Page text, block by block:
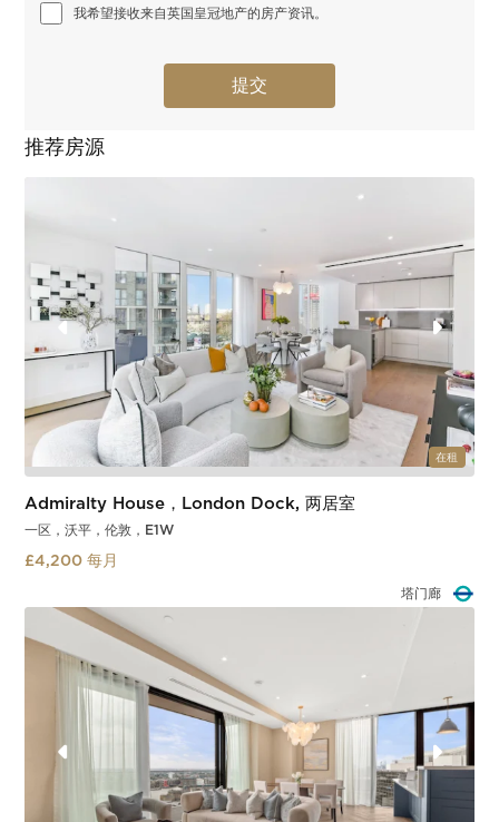
我希望接收来自英国皇冠地产的房产资讯。
推荐房源
在租
Admiralty House，London Dock, 两居室
一区，沃平，伦敦，E1W
£4,200 每月
沃平
Slide 3 of 3.